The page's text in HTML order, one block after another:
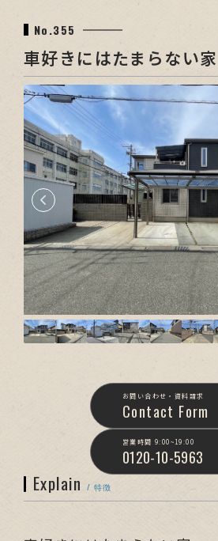
No.355
車好きにはたまらない家
お問い合わせ・資料請求
Contact Form
営業時間 9:00~19:00
0120-10-5963
Explain/ 特徴